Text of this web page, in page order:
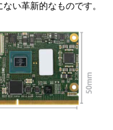
い革新的なものです。